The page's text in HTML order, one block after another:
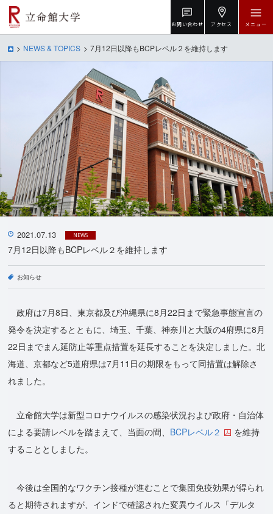
お問い合わせ アクセス メニュー
NEWS & TOPICS 7月12日以降もBCPレベル２を維持します
2021.07.13 NEWS
7月12日以降もBCPレベル２を維持します
お知らせ
政府は7月8日、東京都及び沖縄県に8月22日まで緊急事態宣言の
発令を決定するとともに、埼玉、千葉、神奈川と大阪の4府県に8月
22日までまん延防止等重点措置を延長することを決定しました。北
海道、京都など5道府県は7月11日の期限をもって同措置は解除さ
れました。
立命館大学は新型コロナウイルスの感染状況および政府・自治体
による要請レベルを踏まえて、当面の間、 BCPレベル２
を維持
することとしました。
今後は全国的なワクチン接種が進むことで集団免疫効果が得られ
ると期待されますが、インドで確認された変異ウイルス「デルタ